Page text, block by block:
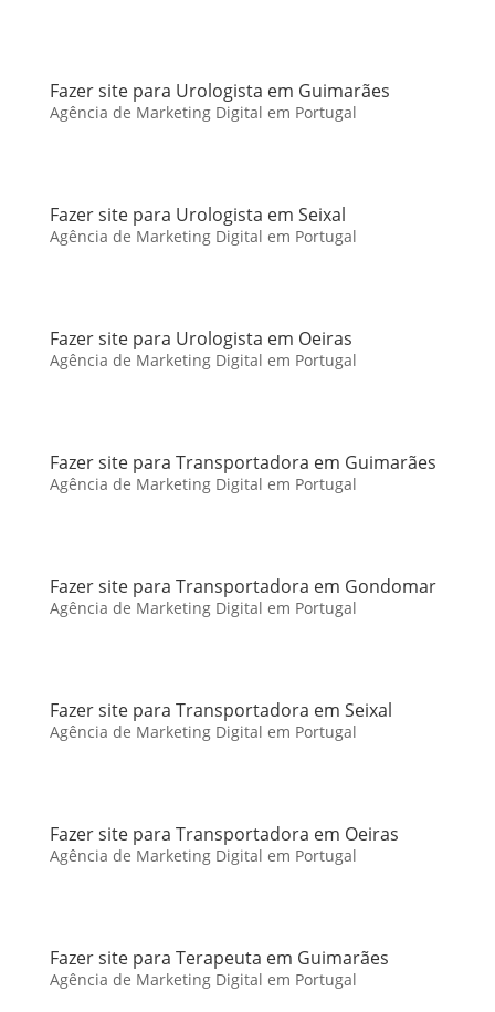
Fazer site para Urologista em Guimarães
Agência de Marketing Digital em Portugal
Fazer site para Urologista em Seixal
Agência de Marketing Digital em Portugal
Fazer site para Urologista em Oeiras
Agência de Marketing Digital em Portugal
Fazer site para Transportadora em Guimarães
Agência de Marketing Digital em Portugal
Fazer site para Transportadora em Gondomar
Agência de Marketing Digital em Portugal
Fazer site para Transportadora em Seixal
Agência de Marketing Digital em Portugal
Fazer site para Transportadora em Oeiras
Agência de Marketing Digital em Portugal
Fazer site para Terapeuta em Guimarães
Agência de Marketing Digital em Portugal